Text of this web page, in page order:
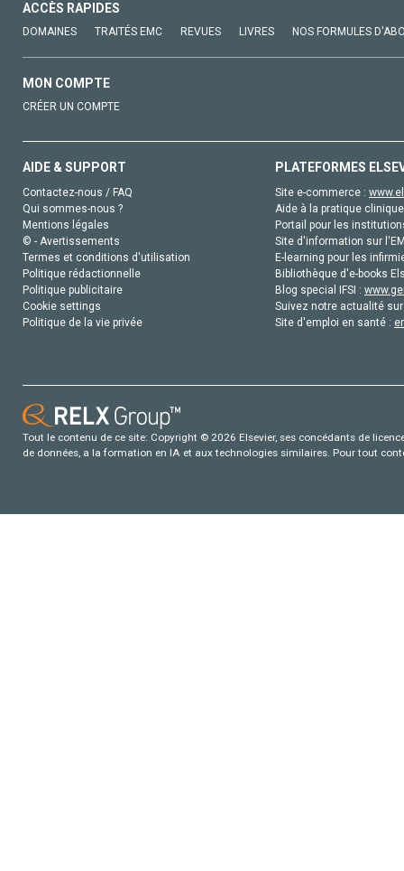
ACCÈS RAPIDES
DOMAINES TRAITÉS EMC REVUES LIVRES NOS FORMULES
MON COMPTE
CRÉER UN COMPTE
AIDE & SUPPORT
Contactez-nous / FAQ
Qui sommes-nous ?
Mentions légales
© - Avertissements
Termes et conditions d'utilisation
Politique rédactionnelle
Politique publicitaire
Cookie settings
Politique de la vie privée
PLATEFORMES
Site e-commerce :
Aide à la pratique
Portail pour les
Site d'information sur
E-learning pour les
Bibliothèque d'e-books
Blog special IFSI :
Suivez notre actualité
Site d'emploi en santé :
Tout le contenu de ce site: Copyright © 2026 Elsevier, ses concédants de
de données, a la formation en IA et aux technologies similaires. Pour tout